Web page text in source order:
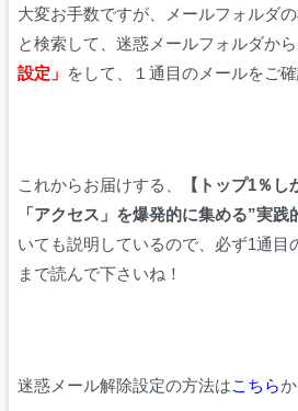
大変お手数ですが、メールフォルダ
と検索して、迷惑メールフォルダから
設定」 をして、１通目のメールをご確
これからお届けする、
【トップ1％
「アクセス」を爆発的に集める”実践
いても説明しているので、必ず1通目
まで読んで下さいね！
迷惑メール解除設定の方法はこちら